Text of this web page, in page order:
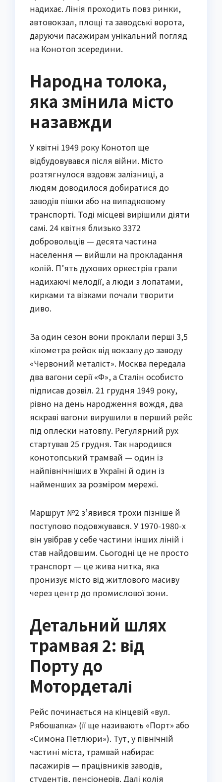
надихає. Лінія проходить повз ринки,
автовокзал, площі та заводські ворота,
даруючи пасажирам унікальний погляд
на Конотоп зсередини.
Народна толока,
яка змінила місто
назавжди
У квітні 1949 року Конотоп ще
відбудовувався після війни. Місто
розтягнулося вздовж залізниці, а
людям доводилося добиратися до
заводів пішки або на випадковому
транспорті. Тоді місцеві вирішили діяти
самі. 24 квітня близько 3372
добровольців — десята частина
населення — вийшли на прокладання
колій. П’ять духових оркестрів грали
надихаючі мелодії, а люди з лопатами,
кирками та візками почали творити
диво.
За один сезон вони проклали перші 3,5
кілометра рейок від вокзалу до заводу
«Червоний металіст». Москва передала
два вагони серії «Ф», а Сталін особисто
підписав дозвіл. 21 грудня 1949 року,
рівно на день народження вождя, два
яскраві вагони вирушили в перший рейс
під оплески натовпу. Регулярний рух
стартував 25 грудня. Так народився
конотопський трамвай — один із
найпівнічніших в Україні й один із
найменших за розміром мережі.
Маршрут №2 з’явився трохи пізніше й
поступово подовжувався. У 1970-1980-х
він увібрав у себе частини інших ліній і
став найдовшим. Сьогодні це не просто
транспорт — це жива нитка, яка
пронизує місто від житлового масиву
через центр до промислової зони.
Детальний шлях
трамвая 2: від
Порту до
Мотордеталі
Рейс починається на кінцевій «вул.
Рябошапка» (її ще називають «Порт» або
«Симона Петлюри»). Тут, у північній
частині міста, трамвай набирає
пасажирів — працівників заводів,
студентів, пенсіонерів. Далі колія